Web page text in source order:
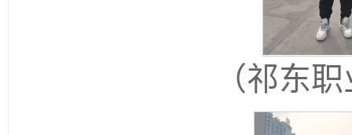
（祁东